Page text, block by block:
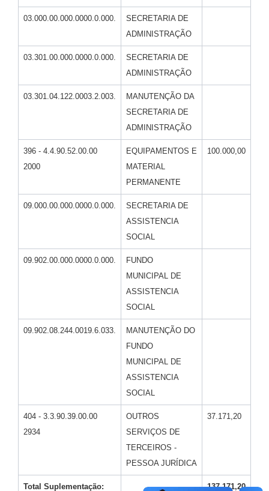
Principal
Audiências Públicas
Serviços Online
03.000.00.000.0000.0.000.
SECRETARIA DE
ADMINISTRAÇÃO
03.301.00.000.0000.0.000.
SECRETARIA DE
ADMINISTRAÇÃO
03.301.04.122.0003.2.003.
MANUTENÇÃO DA
SECRETARIA DE
ADMINISTRAÇÃO
396 - 4.4.90.52.00.00
2000
EQUIPAMENTOS E
MATERIAL
PERMANENTE
100.000,00
09.000.00.000.0000.0.000.
SECRETARIA DE
ASSISTENCIA
SOCIAL
09.902.00.000.0000.0.000.
FUNDO
MUNICIPAL DE
ASSISTENCIA
SOCIAL
09.902.08.244.0019.6.033.
MANUTENÇÃO DO
FUNDO
MUNICIPAL DE
ASSISTENCIA
SOCIAL
404 - 3.3.90.39.00.00
2934
OUTROS
SERVIÇOS DE
TERCEIROS -
PESSOA JURÍDICA
37.171,20
Total Suplementação: 137.171,20